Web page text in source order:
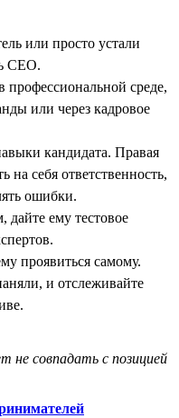
или просто устали
CEO.
среде,
или через кадровое
кандидата. Правая
на себя ответственность,
ошибки.
дайте ему тестовое
проявиться самому.
и отслеживайте
не совпадать с позицией